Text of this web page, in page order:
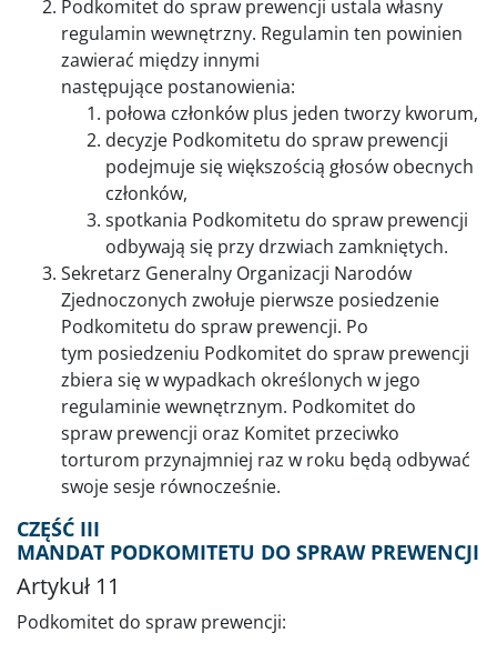
Podkomitet do spraw prewencji ustala własny
regulamin wewnętrzny. Regulamin ten powinien
zawierać między innymi
następujące postanowienia:
połowa członków plus jeden tworzy kworum,
decyzje Podkomitetu do spraw prewencji
podejmuje się większością głosów obecnych
członków,
spotkania Podkomitetu do spraw prewencji
odbywają się przy drzwiach zamkniętych.
Sekretarz Generalny Organizacji Narodów
Zjednoczonych zwołuje pierwsze posiedzenie
Podkomitetu do spraw prewencji. Po
tym posiedzeniu Podkomitet do spraw prewencji
zbiera się w wypadkach określonych w jego
regulaminie wewnętrznym. Podkomitet do
spraw prewencji oraz Komitet przeciwko
torturom przynajmniej raz w roku będą odbywać
swoje sesje równocześnie.
CZĘŚĆ III
MANDAT PODKOMITETU DO SPRAW PREWENCJI
Artykuł 11
Podkomitet do spraw prewencji: